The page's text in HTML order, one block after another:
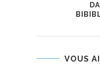
VOUS